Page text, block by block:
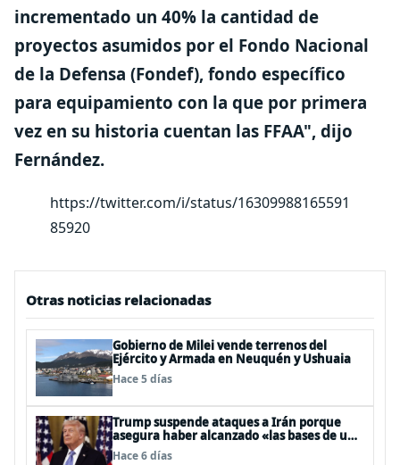
incrementado un 40% la cantidad de
proyectos asumidos por el Fondo Nacional
de la Defensa (Fondef), fondo específico
para equipamiento con la que por primera
vez en su historia cuentan las FFAA", dijo
Fernández.
https://twitter.com/i/status/16309988165591
85920
Otras noticias relacionadas
Gobierno de Milei vende terrenos del
Ejército y Armada en Neuquén y Ushuaia
Hace 5 días
Trump suspende ataques a Irán porque
asegura haber alcanzado «las bases de un
acuerdo»
Hace 6 días